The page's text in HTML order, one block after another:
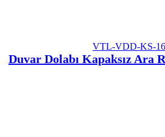
VTL-VDD-KS-
Duvar Dolabı Kapaksız Ara